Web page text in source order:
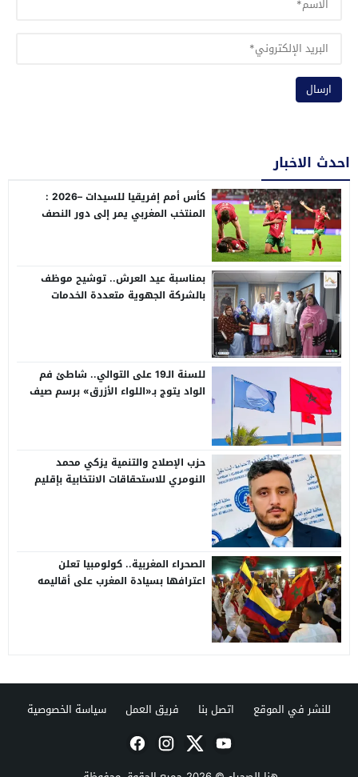
احدث الاخبار
كأس أمم إفريقيا للسيدات –2026 :
المنتخب المغربي يمر إلى دور النصف
بمناسبة عيد العرش.. توشيح موظف
بالشركة الجهوية متعددة الخدمات
للسنة الـ19 على التوالي.. شاطئ فم
الواد يتوج بـ«اللواء الأزرق» برسم صيف
حزب الإصلاح والتنمية يزكي محمد
النومري للاستحقاقات الانتخابية بإقليم
الصحراء المغربية.. كولومبيا تعلن
اعترافها بسيادة المغرب على أقاليمه
للنشر في الموقع اتصل بنا فريق العمل سياسة الخصوصية